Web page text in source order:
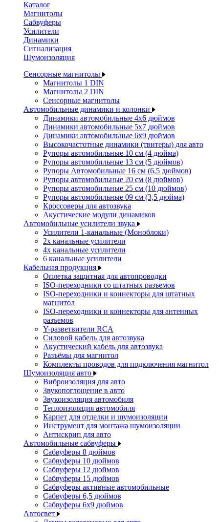
Каталог
Магнитолы
Сабвуферы
Усилители
Динамики
Сигнализация
Шумоизоляция
Сенсорные магнитолы
Магнитолы 1 DIN
Магнитолы 2 DIN
Сенсорные магнитолы
Автомобильные динамики и колонки
Динамики автомобильные 4x6 дюймов
Динамики автомобильные 5x7 дюймов
Динамики автомобильные 6x9 дюймов
Высокочастотные динамики (твитеры) для авто
Рупоры автомобильные 10 см (4 дюйма)
Рупоры автомобильные 13 см (5 дюймов)
Рупоры Автомобильные 16 см (6,5 дюймов)
Рупоры автомобильные 20 см (8 дюймов)
Рупоры автомобильные 25 см (10 дюймов)
Рупоры автомобильные 09 см (3,5 дюйма)
Кроссоверы для автозвука
Акустические модули динамиков
Автомобильные усилители звука
Усилители 1-канальные (Моноблоки)
2х канальные усилители
4х канальные усилители
6 канальные усилители
Кабельная продукция
Оплетка защитная для автопроводки
ISO-переходники со штатных разъемов
ISO-переходники и коннекторы для штатных
магнитол
ISO-переходники и коннекторы для антенных
разъемов
Y-разветвители RCA
Силовой кабель для автозвука
Акустический кабель для автозвука
Разъёмы для магнитол
Комплекты проводов для подключения магнитол
Шумоизоляция авто
Виброизоляция для авто
Звукопоглощение в авто
Звукоизоляция автомобиля
Теплоизоляция автомобиля
Карпет для отделки и шумоизоляции
Инструмент для монтажа шумоизоляции
Антискрип для авто
Автомобильные сабвуферы
Сабвуферы 8 дюймов
Сабвуферы 10 дюймов
Сабвуферы 12 дюймов
Сабвуферы 15 дюймов
Сабвуферы активные автомобильные
Сабвуферы 6,5 дюймов
Сабвуферы 6x9 дюймов
Автосвет